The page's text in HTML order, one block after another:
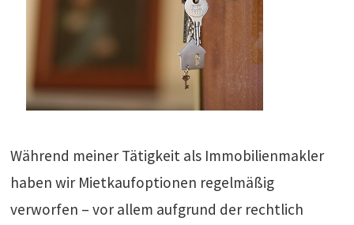
Während meiner Tätigkeit als Immobilienmakler
haben wir Mietkaufoptionen regelmäßig
verworfen – vor allem aufgrund der rechtlich